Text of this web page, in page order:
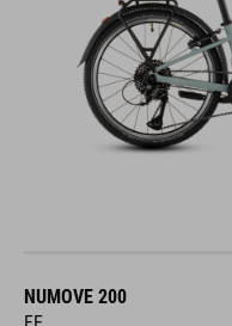
NUMOVE 200
FE